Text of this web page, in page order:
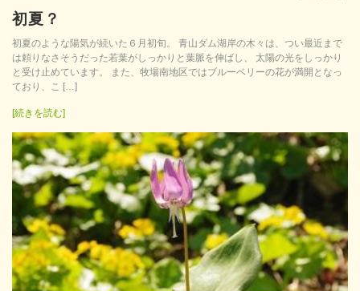
初夏？
初夏のような陽気が続いた６月初旬。 青山ダム湖岸の木々は、つい最近まで
は頼りなさそうだった若葉がしっかりと葉脈を伸ばし、 太陽の光をしっかり
と受け止めています。 また、牧場南地区ではブルーベリーの花が満開となっ
ており、こ […]
[続きを読む]